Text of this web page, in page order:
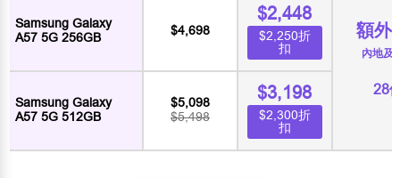
額外
內地及
28
Samsung Galaxy
A57 5G 256GB
$4,698
$2,448
$2,250折
扣
Samsung Galaxy
A57 5G 512GB
$5,098
$5,498
$3,198
$2,300折
扣